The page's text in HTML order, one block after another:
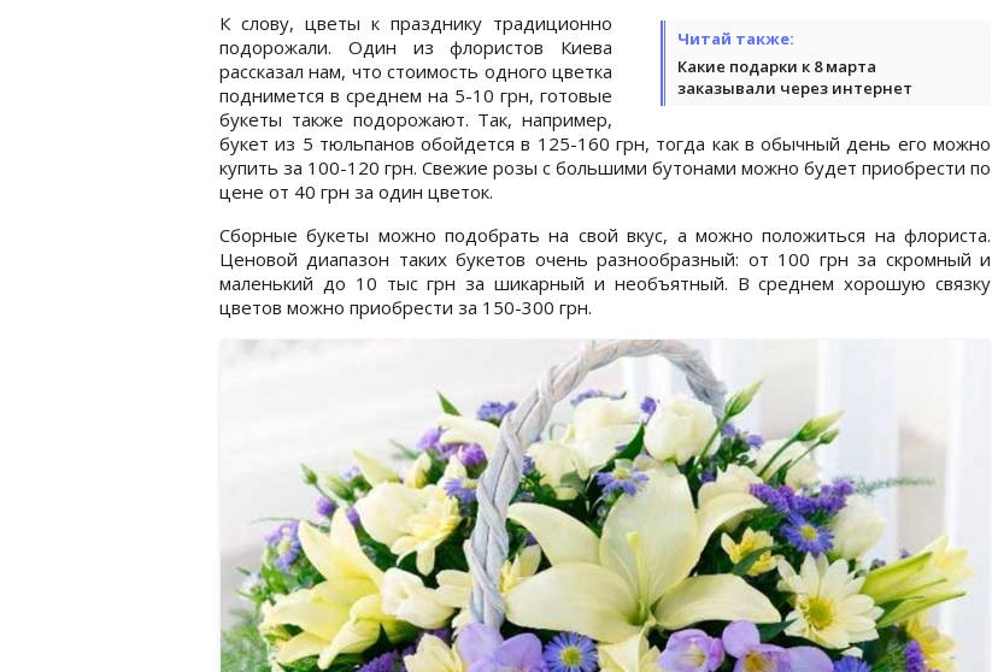
Читай также:
Какие подарки к 8 марта
заказывали через интернет
К слову, цветы к празднику традиционно
подорожали. Один из флористов Киева
рассказал нам, что стоимость одного цветка
поднимется в среднем на 5-10 грн, готовые
букеты также подорожают. Так, например,
букет из 5 тюльпанов обойдется в 125-160 грн, тогда как в обычный день его можно
купить за 100-120 грн. Свежие розы с большими бутонами можно будет приобрести по
цене от 40 грн за один цветок.
Сборные букеты можно подобрать на свой вкус, а можно положиться на флориста.
Ценовой диапазон таких букетов очень разнообразный: от 100 грн за скромный и
маленький до 10 тыс грн за шикарный и необъятный. В среднем хорошую связку
цветов можно приобрести за 150-300 грн.